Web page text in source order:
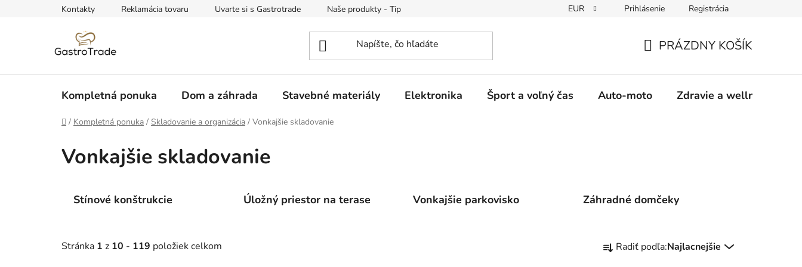
Kontakty Reklamácia tovaru Uvarte si s Gastrotrade Naše produkty - Tipy a triky Moja objednávka
EUR Prihlásenie Registrácia
KOŠÍK
PRÁZDNY KOŠÍK
Kompletná ponuka Dom a záhrada Stavebné materiály Elektronika Šport a voľný čas Auto-moto Zdravie a wellness
Domov
/ Kompletná ponuka / Skladovanie a organizácia / Vonkajšie skladovanie
Vonkajšie skladovanie
Stínové konštrukcie Úložný priestor na terase Vonkajšie parkovisko Záhradné domčeky
Stránka 1 z 10 - 119 položiek celkom
a Radiť podľa:Najlacnejšie